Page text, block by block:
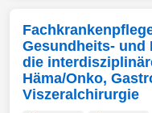
Gesundheits- und
die
Häma/Onko,
Viszeralchirurgie